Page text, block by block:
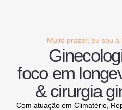
Muito prazer, eu sou
foco em
& cirurgia
Com atuação em Climatério,